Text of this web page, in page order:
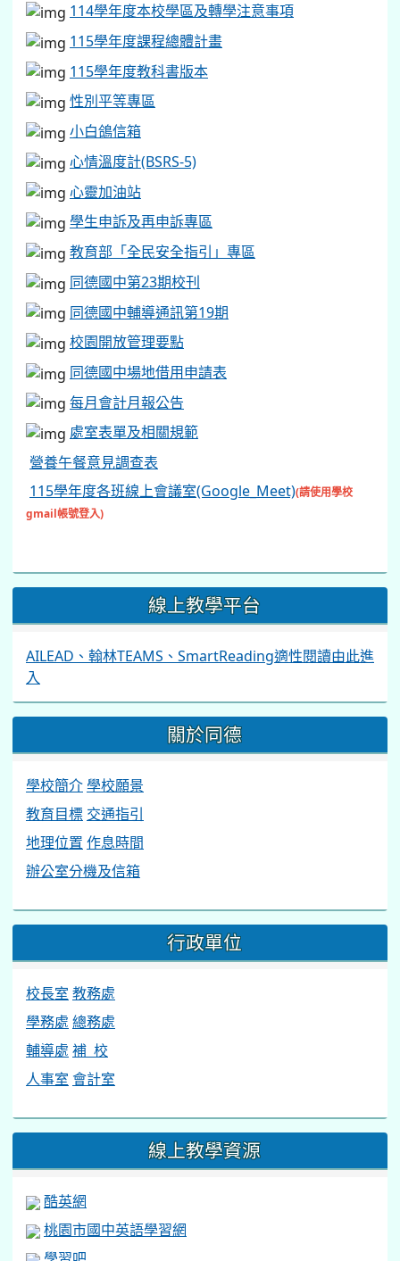
114學年度本校學區及轉學注意事項
115學年度課程總體計畫
115學年度教科書版本
性別平等專區
小白鴿信箱
心情溫度計(BSRS-5)
心靈加油站
學生申訴及再申訴專區
教育部「全民安全指引」專區
同德國中第23期校刊
同德國中輔導通訊第19期
校園開放管理要點
同德國中場地借用申請表
每月會計月報公告
處室表單及相關規範
營養午餐意見調查表
115學年度各班線上會議室(Google_Meet)(請使用學校
gmail帳號登入)
線上教學平台
AILEAD、翰林TEAMS、SmartReading適性閱讀由此進
入
關於同德
學校簡介學校願景
教育目標 交通指引
地理位置 作息時間
辦公室分機及信箱
行政單位
校長室 教務處
學務處 總務處
輔導處 補 校
人事室 會計室
線上教學資源
酷英網
桃園市國中英語學習網